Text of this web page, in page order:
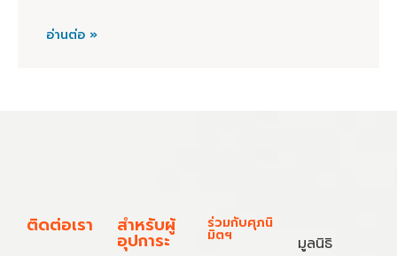
อ่านต่อ »
ติดต่อเรา สำหรับผู้
อุปการะ
ร่วมกับศุภนิ
มิตฯ
มูลนิธิ